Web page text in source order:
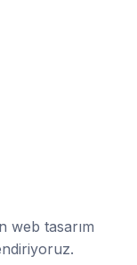
web tasarım